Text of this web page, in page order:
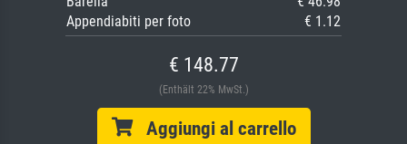
Appendiabiti per foto
€ 1.12
€ 148.77
(Enthält 22% MwSt.)
Aggiungi al carrello